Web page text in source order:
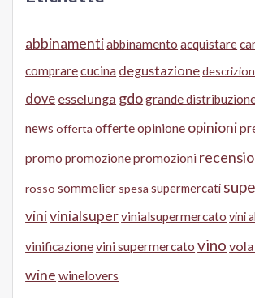
abbinamentiabbinamento acquistare
comprarecucina degustazione
dove esselunga gdogrande
news offerta offerteopinione opinioni
promo promozionepromozioni
rosso sommelier spesa supermercati
vinivinialsupervinialsupermercato vini
vinificazionevini supermercato vino
wine winelovers